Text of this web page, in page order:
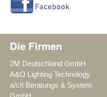
Die Firmen
2M Deutschland GmbH
A&O Lighting Technology
a/c/t Beratungs & System